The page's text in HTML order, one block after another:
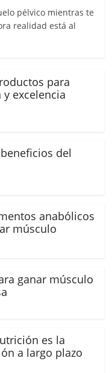
pélvico mientras te
realidad está al
para
excelencia
del
anabólicos
músculo
ganar músculo
es la
a largo plazo